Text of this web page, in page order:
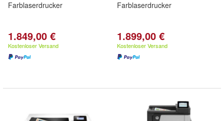
Farblaserdrucker
1.849,00 €
Kostenloser Versand
Farblaserdrucker
1.899,00 €
Kostenloser Versand